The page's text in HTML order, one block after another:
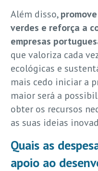
Além disso,
verdes e reforça a
empresas
que valoriza cada
ecológicas e
mais cedo iniciar a
maior será a
obter os recursos
as suas ideias
Quais as
apoio ao